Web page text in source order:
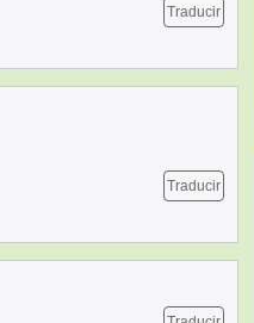
Traducir
Traducir